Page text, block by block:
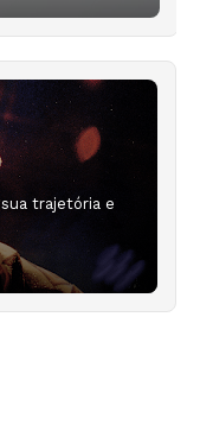
trajetória e